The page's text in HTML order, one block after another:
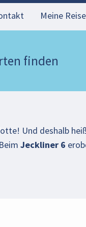
Meine
finden
Und deshalb
Jeckliner 6